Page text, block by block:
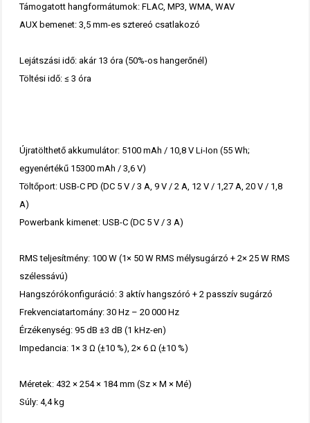
Támogatott hangformátumok: FLAC, MP3, WMA, WAV
AUX bemenet: 3,5 mm-es sztereó csatlakozó
Lejátszási idő: akár 13 óra (50%-os hangerőnél)
Töltési idő: ≤ 3 óra
Újratölthető akkumulátor: 5100 mAh / 10,8 V Li-Ion (55 Wh;
egyenértékű 15300 mAh / 3,6 V)
Töltőport: USB-C PD (DC 5 V / 3 A, 9 V / 2 A, 12 V / 1,27 A, 20 V / 1,8
A)
Powerbank kimenet: USB-C (DC 5 V / 3 A)
RMS teljesítmény: 100 W (1× 50 W RMS mélysugárzó + 2× 25 W RMS
szélessávú)
Hangszórókonfiguráció: 3 aktív hangszóró + 2 passzív sugárzó
Frekvenciatartomány: 30 Hz – 20 000 Hz
Érzékenység: 95 dB ±3 dB (1 kHz-en)
Impedancia: 1× 3 Ω (±10 %), 2× 6 Ω (±10 %)
Méretek: 432 × 254 × 184 mm (Sz × M × Mé)
Súly: 4,4 kg